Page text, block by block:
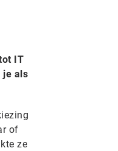
IT
je als
of
ze